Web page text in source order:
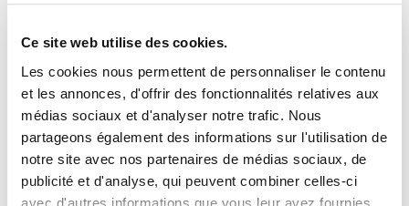
Ce site web utilise des cookies.
Les cookies nous permettent de personnaliser le contenu
et les annonces, d'offrir des fonctionnalités relatives aux
médias sociaux et d'analyser notre trafic. Nous
partageons également des informations sur l'utilisation de
notre site avec nos partenaires de médias sociaux, de
publicité et d'analyse, qui peuvent combiner celles-ci
avec d'autres informations que vous leur avez fournies
Le Groupe UFI publie son Rapport de